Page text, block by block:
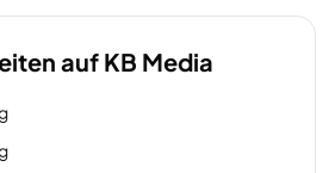
auf KB Media